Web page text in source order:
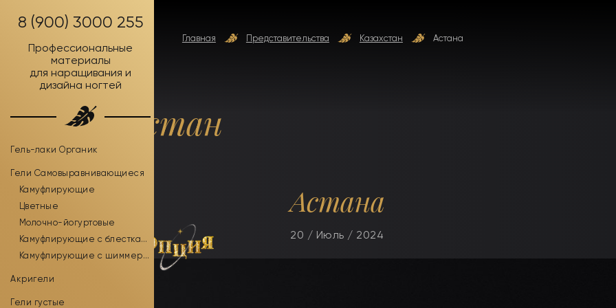
Главная Представительства Казахстан Астана
8 (900) 3000 255
Профессиональные
материалы
для наращивания и
дизайна ногтей
Гель-лаки Органик
Гели Самовыравнивающиеся
Камуфлирующие
Цветные
Молочно-йогуртовые
Камуфлирующие с блестками
Камуфлирующие с шиммером
Акригели
Гели густые
Казахстан
Астана
20 / Июль / 2024